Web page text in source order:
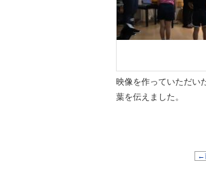
映像を作っていただい
葉を伝えました。
←